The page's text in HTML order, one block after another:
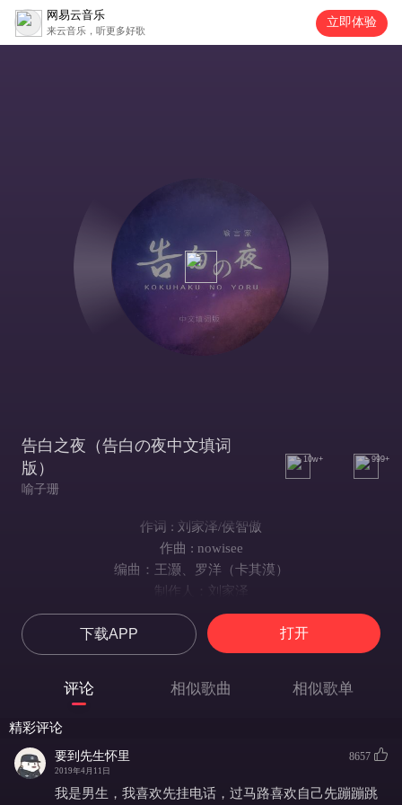
网易云音乐
来云音乐，听更多好歌
立即体验
告白之夜（告白の夜中文填词
版）
喻子珊
10w+ 999+
作词 : 刘家泽/侯智傲
作曲 : nowisee
编曲：王灏、罗洋（卡其漠）
制作人：刘家泽
二胡：二胡妹
吉他：刘鑫
混音：任天宇
和声编写：王淑霖
制作公司：匠心音乐
下载APP 打开
评论 相似歌曲 相似歌单
精彩评论
要到先生怀里
2019年4月11日
8657
我是男生，我喜欢先挂电话，过马路喜欢自己先蹦蹦跳